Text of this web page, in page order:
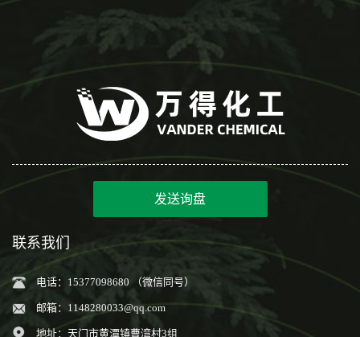
发送询盘
联系我们
电话：15377098680 （微信同号）
邮箱： 1148280033@qq.com
地址：天门市黄潭镇曹湾村3组